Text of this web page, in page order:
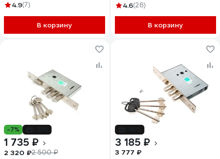
4.9(7)
В корзину
4.6(26)
В корзину
-7%
1 735 ₽
2 320 ₽2 500 ₽
3 185 ₽
3 777 ₽